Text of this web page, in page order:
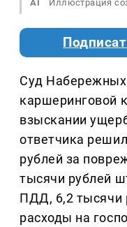
AI Иллюстрация
Суд Набережных
каршеринговой
взыскании
ответчика
рублей за
тысячи рублей
ПДД, 6,2 тысячи
расходы на